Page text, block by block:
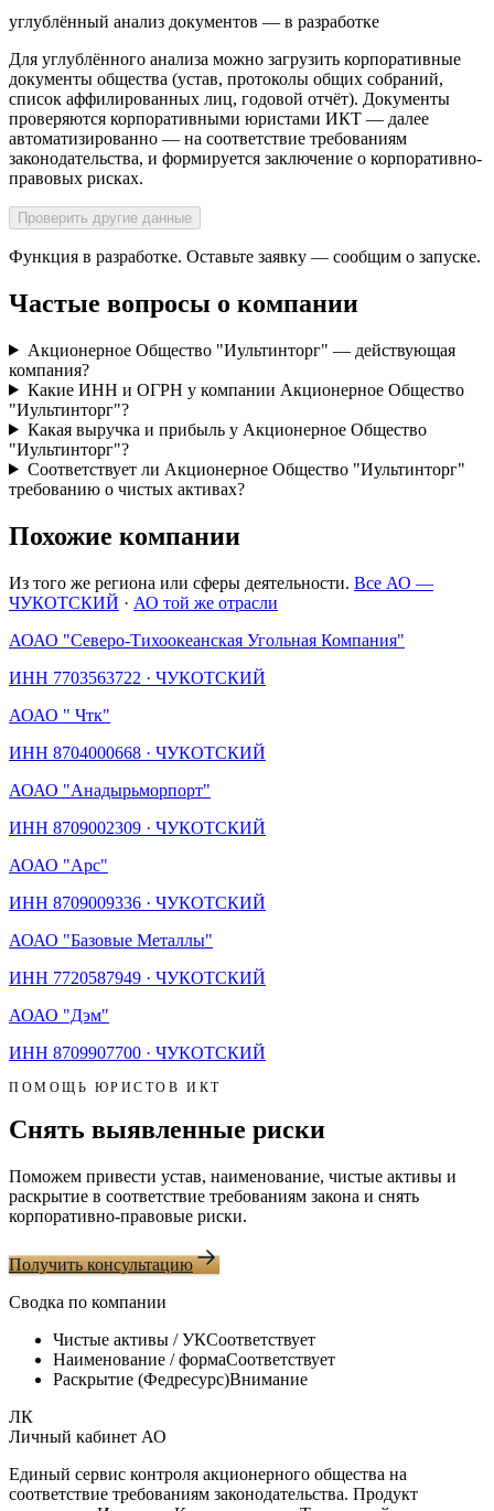
углублённый анализ документов — в разработке
Для углублённого анализа можно загрузить корпоративные
документы общества (устав, протоколы общих собраний,
список аффилированных лиц, годовой отчёт). Документы
проверяются корпоративными юристами ИКТ — далее
автоматизированно — на соответствие требованиям
законодательства, и формируется заключение о корпоративно-
правовых рисках.
Проверить другие данные
Функция в разработке. Оставьте заявку — сообщим о запуске.
Частые вопросы о компании
Акционерное Общество "Иультинторг" — действующая
компания?
Какие ИНН и ОГРН у компании Акционерное Общество
"Иультинторг"?
Какая выручка и прибыль у Акционерное Общество
"Иультинторг"?
Соответствует ли Акционерное Общество "Иультинторг"
требованию о чистых активах?
Похожие компании
Из того же региона или сферы деятельности. Все АО —
ЧУКОТСКИЙ · АО той же отрасли
АОАО "Северо-Тихоокеанская Угольная Компания"
ИНН 7703563722 · ЧУКОТСКИЙ
АОАО " Чтк"
ИНН 8704000668 · ЧУКОТСКИЙ
АОАО "Анадырьморпорт"
ИНН 8709002309 · ЧУКОТСКИЙ
АОАО "Арс"
ИНН 8709009336 · ЧУКОТСКИЙ
АОАО "Базовые Металлы"
ИНН 7720587949 · ЧУКОТСКИЙ
АОАО "Дэм"
ИНН 8709907700 · ЧУКОТСКИЙ
ПОМОЩЬ ЮРИСТОВ ИКТ
Снять выявленные риски
Поможем привести устав, наименование, чистые активы и
раскрытие в соответствие требованиям закона и снять
корпоративно-правовые риски.
Получить консультацию
Сводка по компании
Чистые активы / УКСоответствует
Наименование / формаСоответствует
Раскрытие (Федресурс)Внимание
ЛК
Личный кабинет АО
Единый сервис контроля акционерного общества на
соответствие требованиям законодательства. Продукт